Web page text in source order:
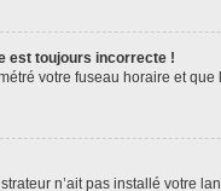
est toujours incorrecte !
votre fuseau horaire et
n’ait pas installé votre